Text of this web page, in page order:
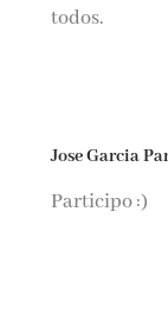
todos.
Jose Garcia
Participo :)